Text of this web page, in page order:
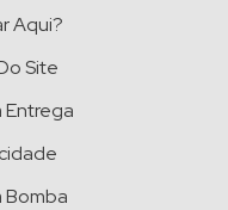
Aqui?
Site
Entrega
Bomba